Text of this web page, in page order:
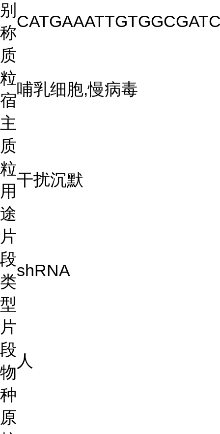
别
称
质
粒
宿
主
哺乳细胞,慢病毒
质
粒
用
途
干扰沉默
片
段
类
型
shRNA
片
段
物
种
人
原